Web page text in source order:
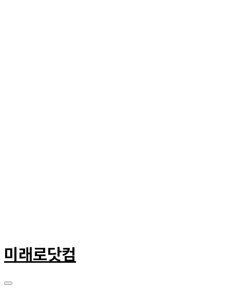
텐
츠
너
미래로닷컴